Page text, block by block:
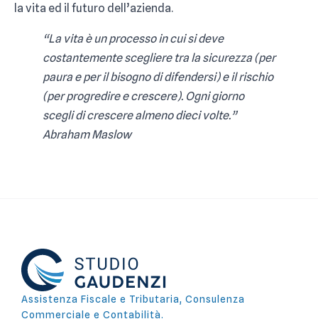
la vita ed il futuro dell’azienda.
“La vita è un processo in cui si deve
costantemente scegliere tra la sicurezza (per
paura e per il bisogno di difendersi) e il rischio
(per progredire e crescere). Ogni giorno
scegli di crescere almeno dieci volte.”
Abraham Maslow
Assistenza Fiscale e Tributaria, Consulenza
Commerciale e Contabilità.